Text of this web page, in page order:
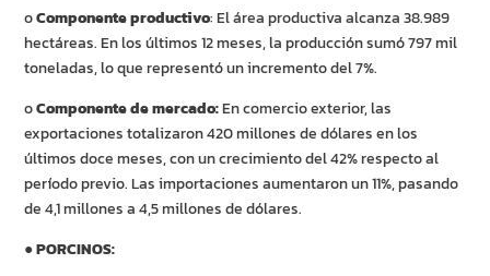
oComponente productivo: El área productiva alcanza 38.989
hectáreas. En los últimos 12 meses, la producción sumó 797 mil
toneladas, lo que representó un incremento del 7%.
oComponente de mercado:En comercio exterior, las
exportaciones totalizaron 420 millones de dólares en los
últimos doce meses, con un crecimiento del 42% respecto al
período previo. Las importaciones aumentaron un 11%, pasando
de 4,1 millones a 4,5 millones de dólares.
●PORCINOS: